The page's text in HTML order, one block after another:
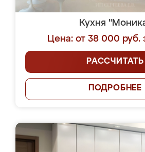
Кухня
Цена: от 38 000 руб.
РАССЧИТАТЬ
ПОДРОБНЕЕ